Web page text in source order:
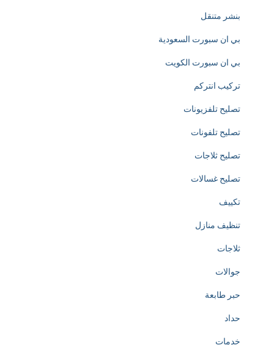
y
d
e
d
c
a
e
d
o
h
e
بنشر متنقل
بي ان سبورت السعودية
بي ان سبورت الكويت
تركيب انتركم
تصليح تلفزيونات
تصليح تلفونات
تصليح ثلاجات
تصليح غسالات
تكييف
تنظيف منازل
ثلاجات
جوالات
حبر طابعة
حداد
خدمات